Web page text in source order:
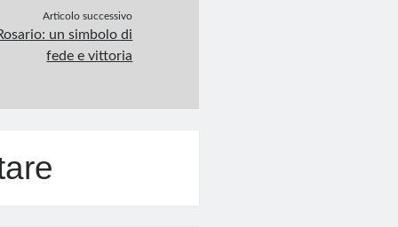
Articolo successivo
un simbolo di
fede e vittoria